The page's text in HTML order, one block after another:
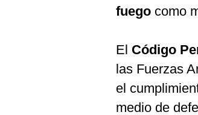
fuego como
El Código
las Fuerzas
el
medio de